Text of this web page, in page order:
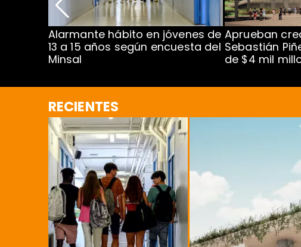
Alarmante hábito en jóvenes de
13 a 15 años según encuesta del
Minsal
Aprueban
Sebastián
de $4 mil
RECIENTES